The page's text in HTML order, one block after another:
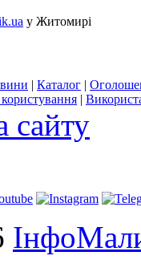
у Житомирі
| Каталог |
|
сайту